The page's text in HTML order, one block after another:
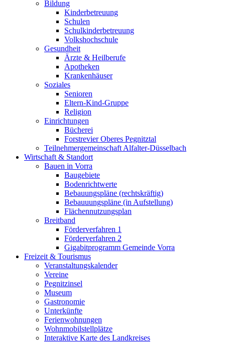
Bildung
Kinderbetreuung
Schulen
Schulkinderbetreuung
Volkshochschule
Gesundheit
Ärzte & Heilberufe
Apotheken
Krankenhäuser
Soziales
Senioren
Eltern-Kind-Gruppe
Religion
Einrichtungen
Bücherei
Forstrevier Oberes Pegnitztal
Teilnehmergemeinschaft Alfalter-Düsselbach
Wirtschaft & Standort
Bauen in Vorra
Baugebiete
Bodenrichtwerte
Bebauungspläne (rechtskräftig)
Bebauuungspläne (in Aufstellung)
Flächennutzungsplan
Breitband
Förderverfahren 1
Förderverfahren 2
Gigabitprogramm Gemeinde Vorra
Freizeit & Tourismus
Veranstaltungskalender
Vereine
Pegnitzinsel
Museum
Gastronomie
Unterkünfte
Ferienwohnungen
Wohnmobilstellplätze
Interaktive Karte des Landkreises